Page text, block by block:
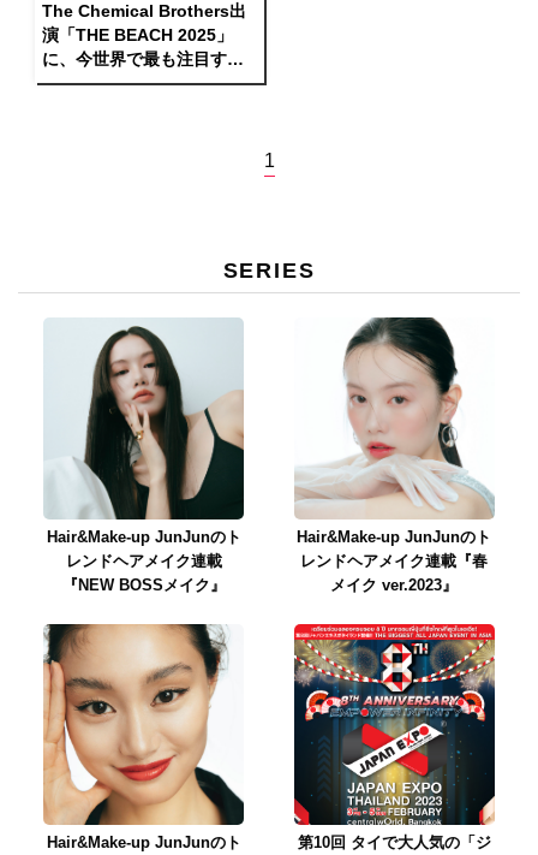
The Chemical Brothers出
演「THE BEACH 2025」
に、今世界で最も注目すべ
きテクノアーティストSara
1
SERIES
Hair&Make-up JunJunのト
レンドヘアメイク連載
『NEW BOSSメイク』
Hair&Make-up JunJunのト
レンドヘアメイク連載『春
メイク ver.2023』
Hair&Make-up JunJunのト
第10回 タイで大人気の「ジ